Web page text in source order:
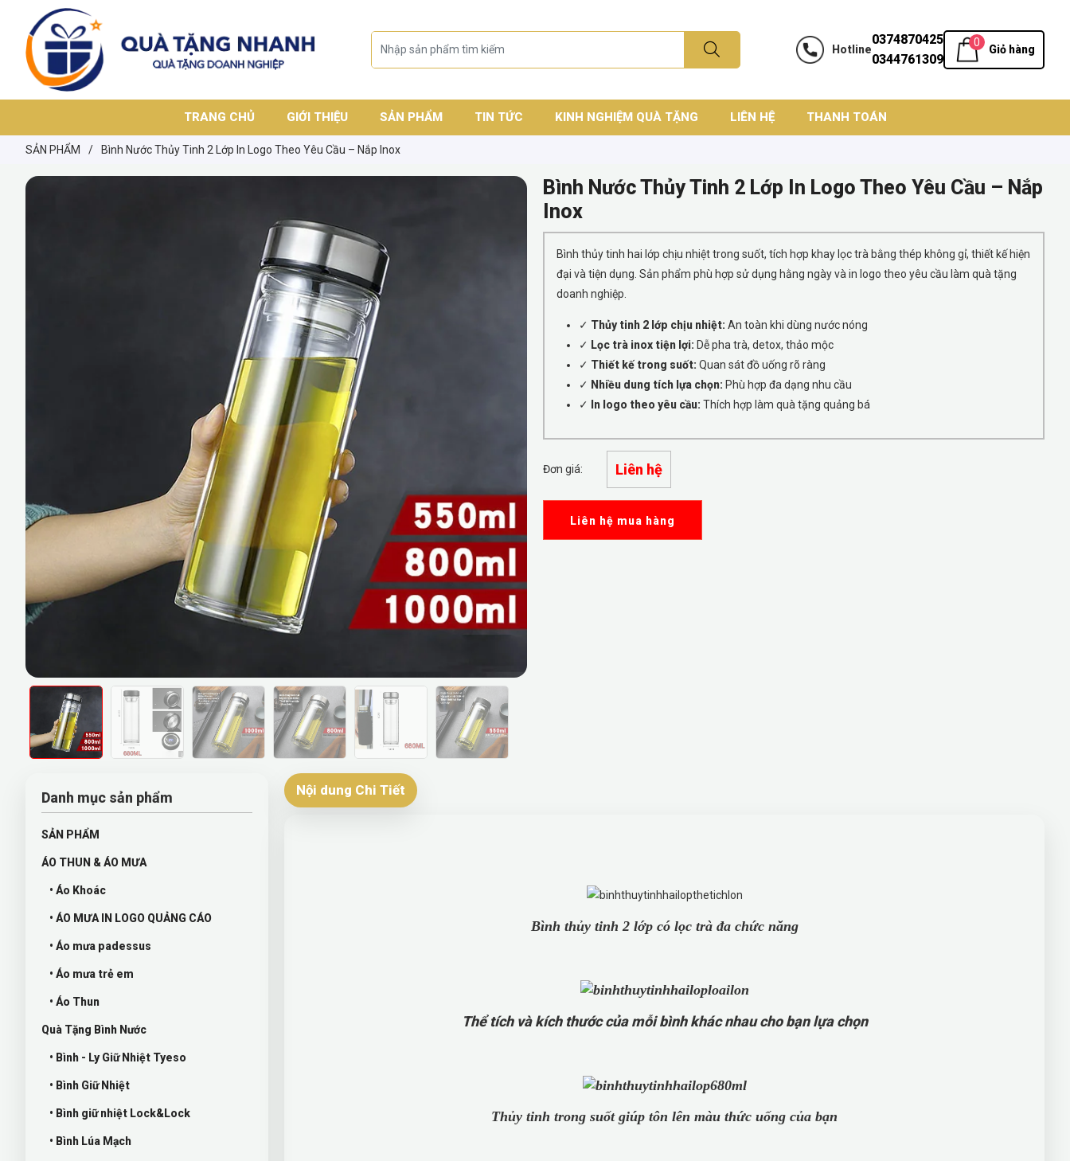
Hotline
0374870425
0344761309
0
Giỏ hàng
TRANG CHỦ GIỚI THIỆU SẢN PHẨM TIN TỨC KINH NGHIỆM QUÀ TẶNG LIÊN HỆ THANH TOÁN
SẢN PHẨM / Bình Nước Thủy Tinh 2 Lớp In Logo Theo Yêu Cầu – Nắp Inox
Bình Nước Thủy Tinh 2 Lớp In Logo Theo Yêu Cầu – Nắp
Inox
Bình thủy tinh hai lớp chịu nhiệt trong suốt, tích hợp khay lọc trà bằng thép không gỉ, thiết kế hiện
đại và tiện dụng. Sản phẩm phù hợp sử dụng hằng ngày và in logo theo yêu cầu làm quà tặng
doanh nghiệp.
✓ Thủy tinh 2 lớp chịu nhiệt: An toàn khi dùng nước nóng
✓ Lọc trà inox tiện lợi: Dễ pha trà, detox, thảo mộc
✓ Thiết kế trong suốt: Quan sát đồ uống rõ ràng
✓ Nhiều dung tích lựa chọn: Phù hợp đa dạng nhu cầu
✓
In logo theo yêu cầu: Thích hợp làm quà tặng quảng bá
Đơn giá: Liên hệ
Liên hệ mua hàng
Danh mục sản phẩm
SẢN PHẨM
ÁO THUN & ÁO MƯA
• Áo Khoác
• ÁO MƯA IN LOGO QUẢNG CÁO
• Áo mưa padessus
• Áo mưa trẻ em
• Áo Thun
Quà Tặng Bình Nước
• Bình - Ly Giữ Nhiệt Tyeso
• Bình Giữ Nhiệt
• Bình giữ nhiệt Lock&Lock
• Bình Lúa Mạch
Nội dung Chi Tiết
Bình thủy tinh 2 lớp có lọc trà đa chức năng
Thể tích và kích thước của mỗi bình khác nhau cho bạn lựa chọn
Thủy tinh trong suốt giúp tôn lên màu thức uống của bạn